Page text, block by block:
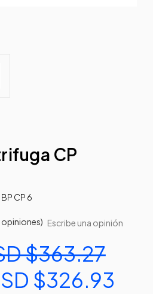
CP
BP CP 6
opiniones) Escribe una opinión
$363.27
$326.93